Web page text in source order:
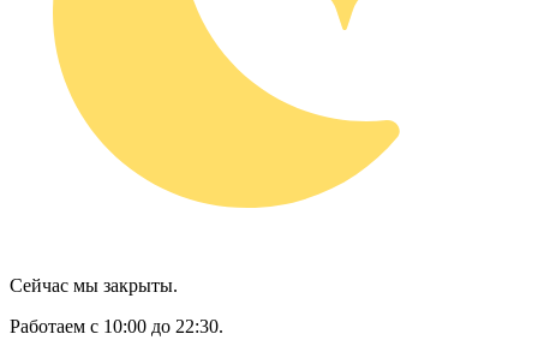
Сейчас мы закрыты.
Работаем с 10:00 до 22:30.